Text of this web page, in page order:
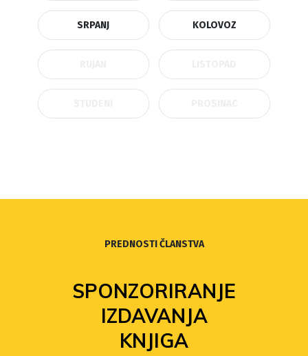
SRPANJ KOLOVOZ
PREDNOSTI ČLANSTVA
SPONZORIRANJE
IZDAVANJA
KNJIGA